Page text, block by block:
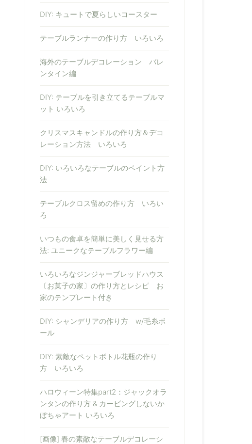
DIY: キュートで夏らしいコースター
テーブルランナーの作り方 いろいろ
海外のテーブルデコレーション バレ
ンタイン編
DIY: テーブルを引き立てるテーブルマ
ット いろいろ
クリスマスキャンドルの作り方＆デコ
レーション方法 いろいろ
DIY: いろいろなテーブルのペイント方
法
テーブルクロス留めの作り方 いろい
ろ
いつもの食卓を簡単に美しく見せる方
法: ユニークなテーブルフラワー編
いろいろなジンジャーブレッドハウス
〔お菓子の家〕の作り方とレシピ お
家のテンプレート付き
DIY: シャンデリアの作り方 w/毛糸ボ
ール
DIY: 素敵なペットボトル花瓶の作り
方 いろいろ
ハロウィーン特集part2：ジャックオラ
ンタンの作り方 & カービングしないか
ぼちゃアート いろいろ
[画像] 春の素敵なテーブルデコレーシ